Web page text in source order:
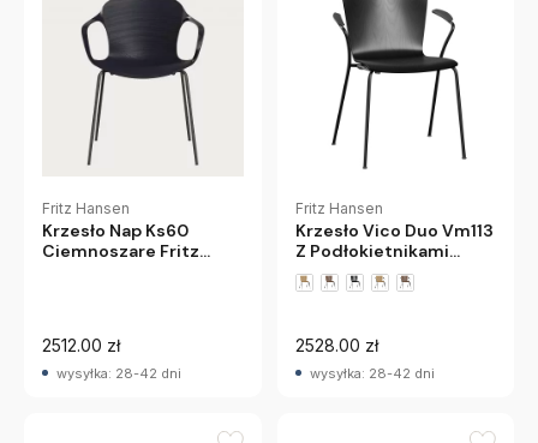
Fritz Hansen
Krzesło Nap Ks60
Ciemnoszare Fritz
2512.00 zł
wysyłka: 28-42 dni
Fritz Hansen
Krzesło Vico Duo Vm113
Z Podłokietnikami
Czarny Jesion Fritz
Hansen
2528.00 zł
wysyłka: 28-42 dni